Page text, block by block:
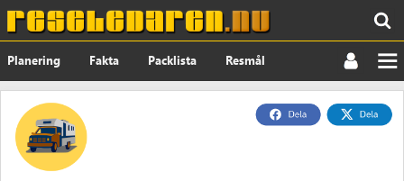
Planering Fakta Packlista Resmål
Nyheter